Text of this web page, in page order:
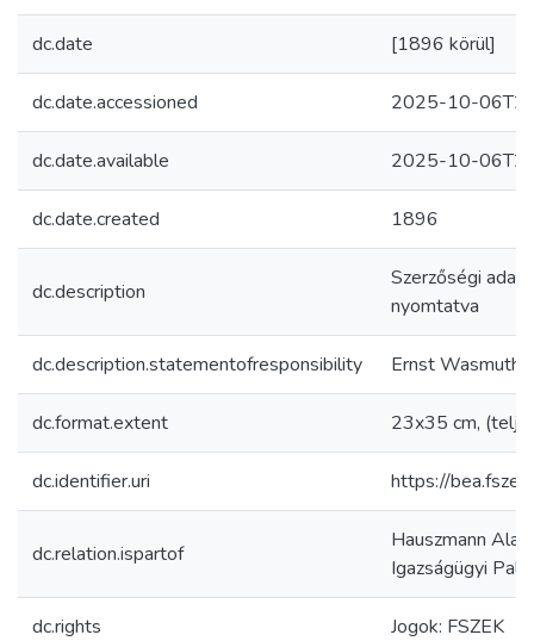
dc.date [1896 körül]
dc.date.accessioned 2025-10-
dc.date.available 2025-10-
dc.date.created 1896
dc.description
Szerzőségi adat
nyomtatva
dc.description.statementofresponsibility Ernst Wasmuth
dc.format.extent 23x35 cm,
dc.identifier.uri https://
dc.relation.ispartof
Hauszmann
Igazságügyi
dc.rights Jogok: FSZEK